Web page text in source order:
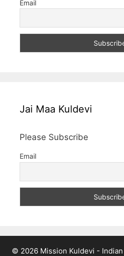
Email
Jai Maa Kuldevi
Please Subscribe
Email
© 2026 Mission Kuldevi -